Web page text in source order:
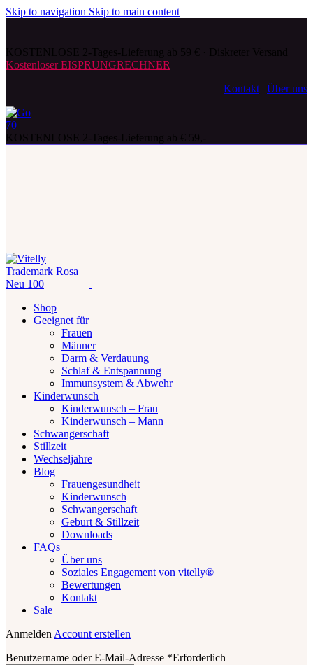
Skip to navigation Skip to main content
Kostenloser EISPRUNGRECHNER
Kontakt
Über uns
Shop
Geeignet für
Frauen
Männer
Darm & Verdauung
Schlaf & Entspannung
Immunsystem & Abwehr
Kinderwunsch
Kinderwunsch – Frau
Kinderwunsch – Mann
Schwangerschaft
Stillzeit
Wechseljahre
Blog
Frauengesundheit
Kinderwunsch
Schwangerschaft
Geburt & Stillzeit
Downloads
FAQs
Über uns
Soziales Engagement von vitelly®
Bewertungen
Kontakt
Sale
Anmelden Account erstellen
Benutzername oder E-Mail-Adresse *Erforderlich